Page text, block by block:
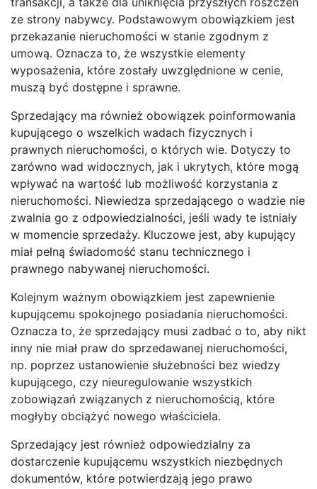
ze strony nabywcy. Podstawowym obowiązkiem jest
przekazanie nieruchomości w stanie zgodnym z
umową. Oznacza to, że wszystkie elementy
wyposażenia, które zostały uwzględnione w cenie,
muszą być dostępne i sprawne.
Sprzedający ma również obowiązek poinformowania
kupującego o wszelkich wadach fizycznych i
prawnych nieruchomości, o których wie. Dotyczy to
zarówno wad widocznych, jak i ukrytych, które mogą
wpływać na wartość lub możliwość korzystania z
nieruchomości. Niewiedza sprzedającego o wadzie nie
zwalnia go z odpowiedzialności, jeśli wady te istniały
w momencie sprzedaży. Kluczowe jest, aby kupujący
miał pełną świadomość stanu technicznego i
prawnego nabywanej nieruchomości.
Kolejnym ważnym obowiązkiem jest zapewnienie
kupującemu spokojnego posiadania nieruchomości.
Oznacza to, że sprzedający musi zadbać o to, aby nikt
inny nie miał praw do sprzedawanej nieruchomości,
np. poprzez ustanowienie służebności bez wiedzy
kupującego, czy nieuregulowanie wszystkich
zobowiązań związanych z nieruchomością, które
mogłyby obciążyć nowego właściciela.
Sprzedający jest również odpowiedzialny za
dostarczenie kupującemu wszystkich niezbędnych
dokumentów, które potwierdzają jego prawo